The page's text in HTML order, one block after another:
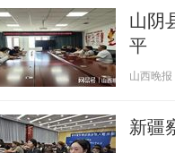
山阴
平
山西晚
新疆